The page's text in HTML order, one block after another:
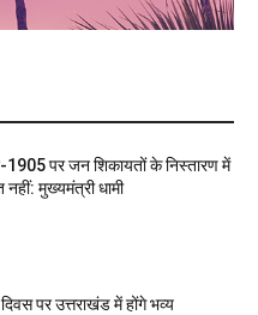
1905 पर जन शिकायतों के निस्तारण में
नहीं: मुख्यमंत्री धामी
पर उत्तराखंड में होंगे भव्य